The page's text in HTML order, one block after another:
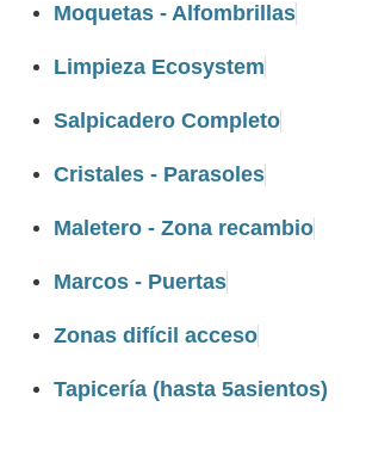
Moquetas - Alfombrillas
Limpieza Ecosystem
Salpicadero Completo
Cristales - Parasoles
Maletero - Zona recambio
Marcos - Puertas
Zonas difícil acceso
Tapicería (hasta 5asientos)